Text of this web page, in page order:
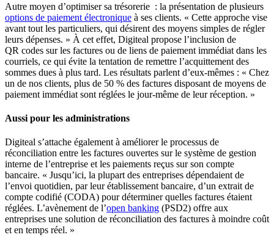
Autre moyen d’optimiser sa trésorerie : la présentation de plusieurs
options de paiement électronique à ses clients. « Cette approche vise
avant tout les particuliers, qui désirent des moyens simples de régler
leurs dépenses. » À cet effet, Digiteal propose l’inclusion de
QR codes sur les factures ou de liens de paiement immédiat dans les
courriels, ce qui évite la tentation de remettre l’acquittement des
sommes dues à plus tard. Les résultats parlent d’eux-mêmes : « Chez
un de nos clients, plus de 50 % des factures disposant de moyens de
paiement immédiat sont réglées le jour-même de leur réception. »
Aussi pour les administrations
Digiteal s’attache également à améliorer le processus de
réconciliation entre les factures ouvertes sur le système de gestion
interne de l’entreprise et les paiements reçus sur son compte
bancaire. « Jusqu’ici, la plupart des entreprises dépendaient de
l’envoi quotidien, par leur établissement bancaire, d’un extrait de
compte codifié (CODA) pour déterminer quelles factures étaient
réglées. L’avènement de l’open banking (PSD2) offre aux
entreprises une solution de réconciliation des factures à moindre coût
et en temps réel. »